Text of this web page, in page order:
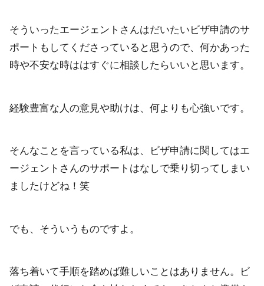
そういったエージェントさんはだいたいビザ申請のサ
ポートもしてくださっていると思うので、何かあった
時や不安な時ははすぐに相談したらいいと思います。
経験豊富な人の意見や助けは、何よりも心強いです。
そんなことを言っている私は、ビザ申請に関してはエ
ージェントさんのサポートはなしで乗り切ってしまい
ましたけどね！笑
でも、そういうものですよ。
落ち着いて手順を踏めば難しいことはありません。ビ